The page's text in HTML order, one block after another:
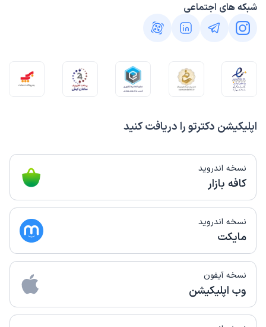
اپلیکیشن دکترتو را دریافت کنید
نسخه اندروید
کافه بازار
نسخه اندروید
مایکت
نسخه آیفون
وب اپلیکیشن
شبکه های اجتماعی